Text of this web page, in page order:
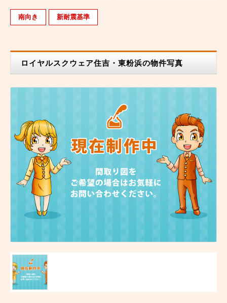
南向き 新耐震基準
ロイヤルスクウェア住吉・東粉浜の物件写真